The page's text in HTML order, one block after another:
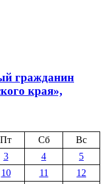
гражданин
края»,
Пт Сб
Вс
3 4
5
10 11
12